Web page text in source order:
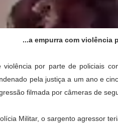
...a empurra com violência
por parte de policiais
pela justiça a um ano e
filmada por câmeras de
Militar, o sargento agressor